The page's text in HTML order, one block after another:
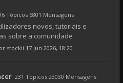
Tópicos 6801 Mensagens
novos, tutoriais e
sobre a comunidade
stockii 17 Jun 2026, 18:20
231 Tópicos 23030 Mensagens